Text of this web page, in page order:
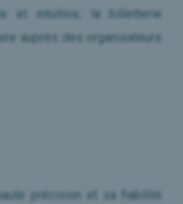
et intuitive, la billetterie
auprès des organisateurs
précision et sa fiabilité